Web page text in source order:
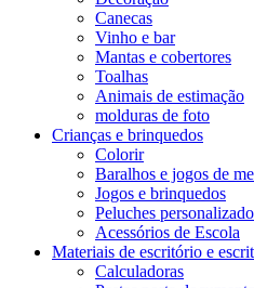
Canecas
Vinho e bar
Mantas e cobertores
Toalhas
Animais de estimação
molduras de foto
Crianças e brinquedos
Colorir
Baralhos e jogos de
Jogos e brinquedos
Peluches
Acessórios de Escola
Materiais de escritório e
Calculadoras